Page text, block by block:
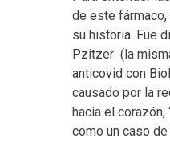
de este
su historia. Fue
Pzitzer (la
anticovid con
causado por la
hacia el corazón,
como un caso